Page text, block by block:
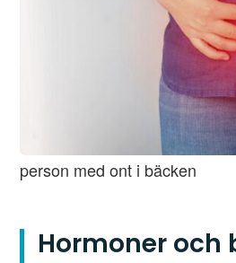
person med ont i bäcken
Hormoner och